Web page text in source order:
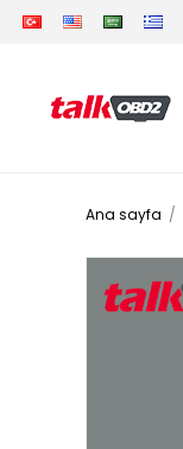
Ana sayfa /